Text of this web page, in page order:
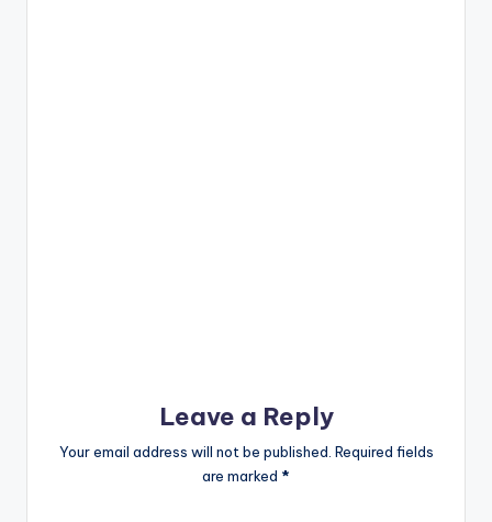
Leave a Reply
Your email address will not be published. Required fields
are marked *